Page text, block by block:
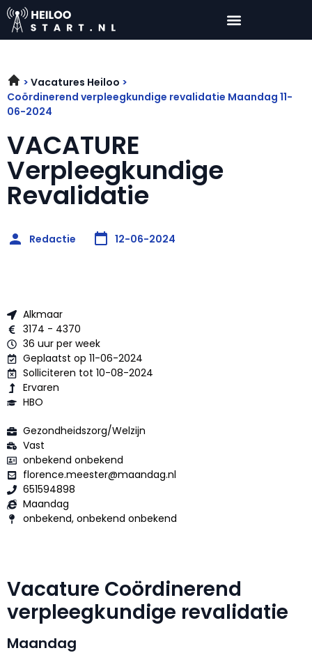
Vacatures Heiloo
Coördinerend verpleegkundige revalidatie Maandag 11-
06-2024
VACATURE
Verpleegkundige
Revalidatie
Redactie 12-06-2024
Alkmaar
3174 - 4370
36 uur per week
Geplaatst op 11-06-2024
Solliciteren tot 10-08-2024
Ervaren
HBO
Gezondheidszorg/Welzijn
Vast
onbekend onbekend
florence.meester@maandag.nl
651594898
Maandag
onbekend, onbekend onbekend
Vacature Coördinerend
verpleegkundige revalidatie
Maandag